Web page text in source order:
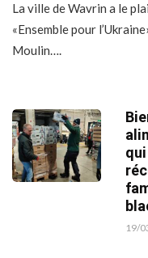
La ville de Wavrin a le
«Ensemble pour
Moulin….
19/